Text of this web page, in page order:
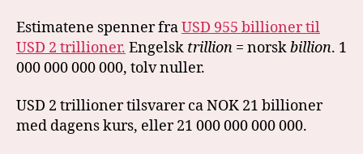
Estimatene spenner fraUSD 955 billioner til
USD 2 trillioner. Engelsk trillion = norskbillion. 1
000 000 000 000, tolv nuller.
USD 2 trillioner tilsvarer ca NOK 21 billioner
med dagens kurs, eller 21 000 000 000 000.